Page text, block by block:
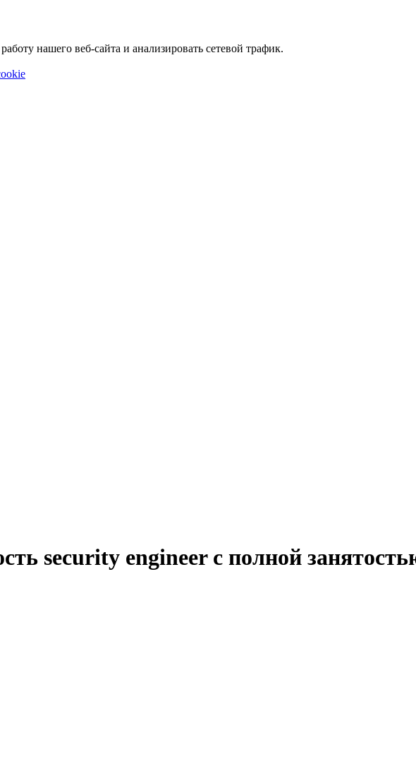
нашего веб-сайта и анализировать сетевой трафик.
security engineer с полной